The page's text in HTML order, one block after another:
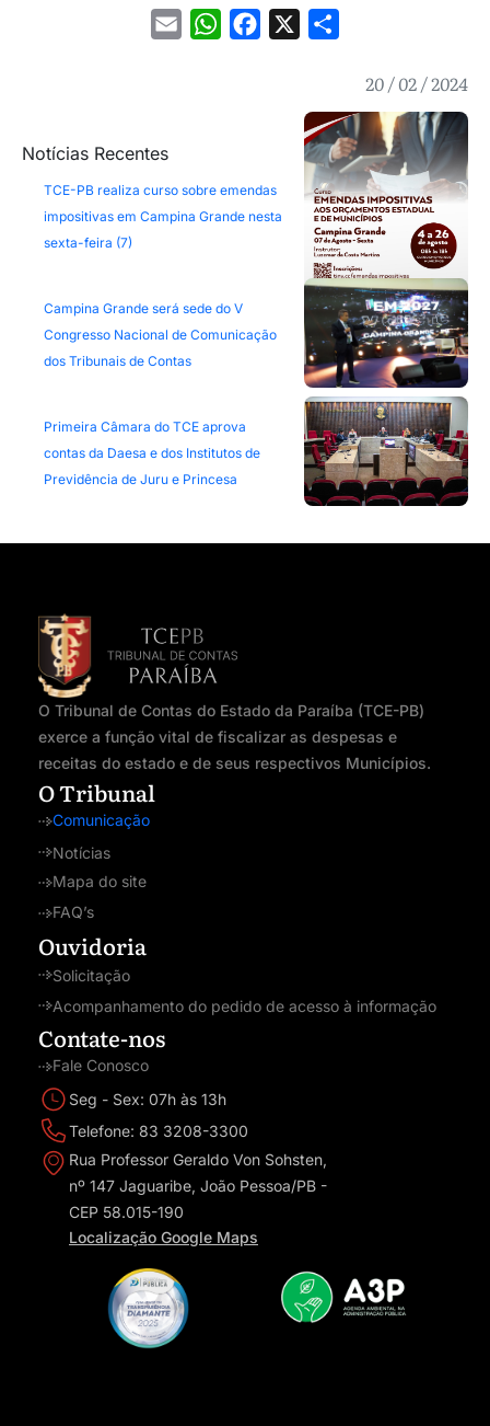
Email WhatsAppFacebook
20 / 02 / 2024
Notícias Recentes
TCE-PB realiza curso sobre emendas
impositivas em Campina Grande nesta
sexta-feira (7)
Campina Grande será sede do V
Congresso Nacional de Comunicação
dos Tribunais de Contas
Primeira Câmara do TCE aprova
contas da Daesa e dos Institutos de
Previdência de Juru e Princesa
O Tribunal de Contas do Estado da Paraíba (TCE-PB)
exerce a função vital de fiscalizar as despesas e
receitas do estado e de seus respectivos Municípios.
O Tribunal
Comunicação
Notícias
Mapa do site
FAQ’s
Ouvidoria
Solicitação
Acompanhamento do pedido de acesso à informação
Contate-nos
Fale Conosco
Seg - Sex: 07h às 13h
Telefone: 83 3208-3300
Rua Professor Geraldo Von Sohsten,
nº 147 Jaguaribe, João Pessoa/PB -
CEP 58.015-190
Localização Google Maps